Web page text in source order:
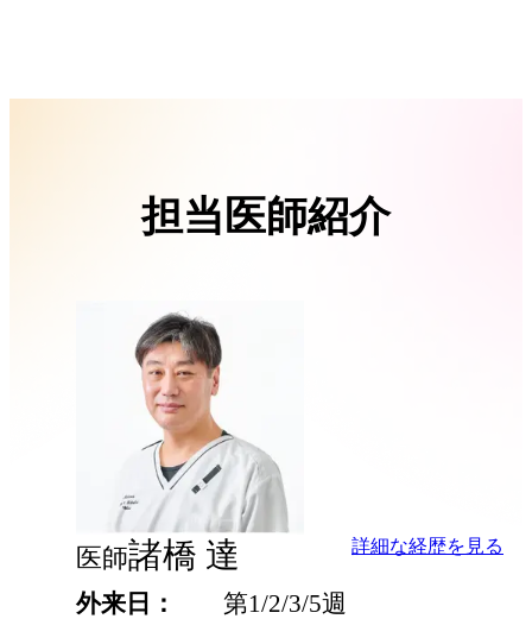
担当医師紹介
医師諸橋 達
外来日
第1/2/3/5週
詳細な経歴を見る